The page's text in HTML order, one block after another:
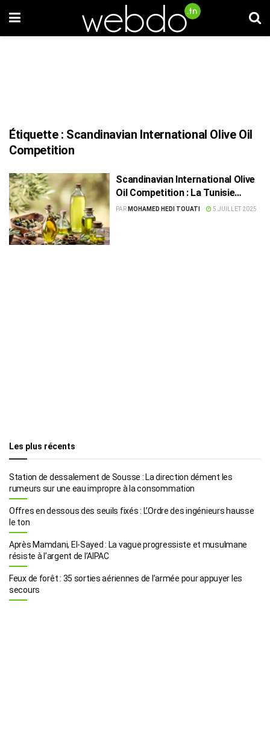
Étiquette : Scandinavian International Olive Oil
Competition
Scandinavian International Olive
Oil Competition : La Tunisie
triomphe avec 64 médailles
PAR MOHAMED HEDI TOUATI 5 JUILLET 2025
Les plus récents
Station de dessalement de Sousse : La direction dément les
rumeurs sur une eau impropre à la consommation
Offres en dessous des seuils fixés : L’Ordre des ingénieurs hausse
le ton
Après Mamdani, El-Sayed : La vague progressiste et musulmane
résiste à l’argent de l’AIPAC
Feux de forêt : 35 sorties aériennes de l’armée pour appuyer les
secours